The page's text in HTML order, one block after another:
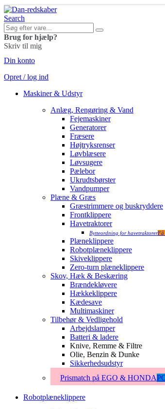
Search
Brug for hjælp?
Skriv til mig
Din konto
Opret / log ind
Maskiner & Udstyr
Anlæg, Rengøring & Vand
Fejemaskiner
Generatorer
Fræsere
Højtryksrenser
Løvblæsere
Løvsugere
Pælebor
Ukrudtsbørster
Vandpumper
Plæne & Græs
Græstrimmere og buskryddere
Frontklippere
Havetraktorer
Bytteordning for havetraktorer
Plæneklippere
Robotplæneklippere
Skiveklippere
Zero-turn plæneklippere
Skov, Hæk & Beskæring
Brændekløvere
Hækkeklippere
Kædesave
Multimaskiner
Tilbehør & Vedligehold
Arbejdslamper
Batteri & ladere
Knive, Remme & Filtre
Olie, Benzin & Dunke
Sikkerhedsudstyr
Prismatch på EGO & HONDA
Robotplæneklippere